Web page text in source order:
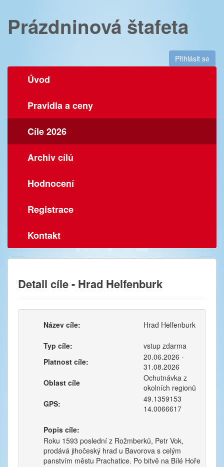
Prázdninová štafeta
Přihlásit se
Úvod
Pravidla a ceny
Cíle 2026
Archiv cílů
Hodnocení
Registrace
Kontakt
Detail cíle - Hrad Helfenburk
Název cíle: Hrad Helfenburk
Typ cíle:
vstup zdarma
Platnost cíle:
20.06.2026 -
31.08.2026
Oblast cíle
Ochutnávka z
okolních regionů
GPS:
49.1359153
14.0066617
Popis cíle:
Roku 1593 poslední z Rožmberků, Petr Vok,
prodává jihočeský hrad u Bavorova s celým
panstvím městu Prachatice. Po bitvě na Bílé Hoře